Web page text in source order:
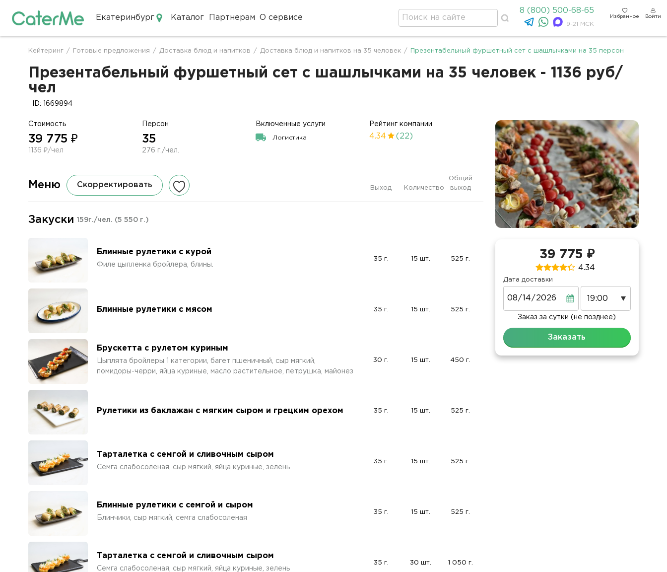
Екатеринбург Каталог Партнерам О сервисе
8 (800) 500-68-65
9-21 МСК
Избранное Войти
Строка
навигации
Кейтеринг / Готовые предложения / Доставка блюд и напитков / Доставка блюд и напитков на 35 человек / Презентабельный фуршетный сет с шашлычками на 35 персон
Презентабельный фуршетный сет с шашлычками на 35 человек - 1136 руб/
чел
ID: 1669894
Стоимость
39 775 ₽
1136 ₽/чел
Персон
35
276 г./чел.
Включенные услуги
Логистика
Рейтинг компании
4.34 (22)
Меню Скорректировать Выход Количество
Общий
выход
Закуски 159г./чел. (5 550 г.)
Блинные рулетики с курой
Филе цыпленка бройлера, блины.
35 г. 15 шт. 525 г.
Блинные рулетики с мясом 35 г. 15 шт. 525 г.
Брускетта с рулетом куриным
Цыплята бройлеры 1 категории, багет пшеничный, сыр мягкий,
помидоры-черри, яйца куриные, масло растительное, петрушка, майонез
30 г. 15 шт. 450 г.
Рулетики из баклажан с мягким сыром и грецким орехом 35 г. 15 шт. 525 г.
Тарталетка с семгой и сливочным сыром
Семга слабосоленая, сыр мягкий, яйца куриные, зелень
35 г. 15 шт. 525 г.
Блинные рулетики с семгой и сыром
Блинчики, сыр мягкий, семга слабосоленая
35 г. 15 шт. 525 г.
Тарталетка с семгой и сливочным сыром
Семга слабосоленая, сыр мягкий, яйца куриные, зелень
35 г. 30 шт. 1 050 г.
39 775 ₽
4.34
Дата доставки
Заказ за сутки (не позднее)
Заказать